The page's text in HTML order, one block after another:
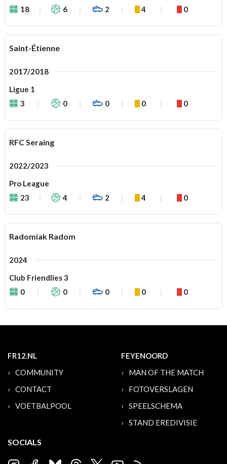
18
6 2 4 0
Saint-Étienne
2017/2018
Ligue 1
3
0 0 0 0
RFC Seraing
2022/2023
Pro League
23
4 2 4 0
Radomiak Radom
2024
Club Friendlies 3
0
0 0 0 0
FR12.NL
COMMUNITY
CONTACT
VOETBALPOOL
FEYENOORD
MAN OF THE MATCH
FOTOVERSLAGEN
SPEELSCHEMA
STAND EREDIVISIE
SOCIALS